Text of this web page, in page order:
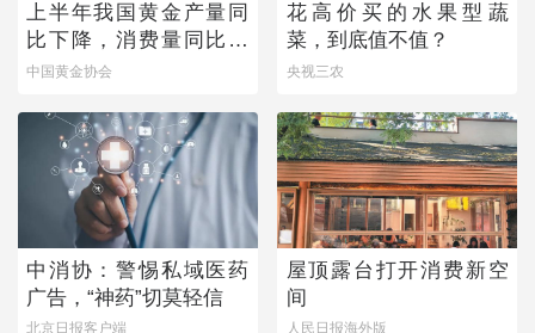
上半年我国黄金产量同
比下降，消费量同比微
增
中国黄金协会
花高价买的水果型蔬
菜，到底值不值？
央视三农
中消协：警惕私域医药
广告，“神药”切莫轻信
北京日报客户端
屋顶露台打开消费新空
间
人民日报海外版